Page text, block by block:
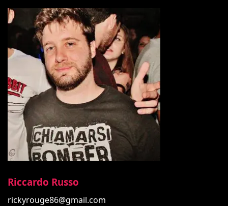
Riccardo Russo
rickyrouge86@gmail.com